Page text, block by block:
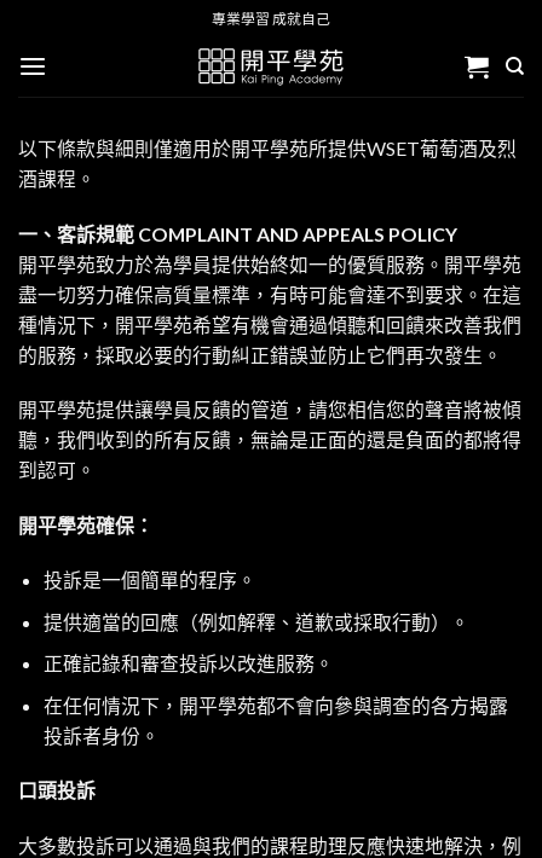
content
專業學習 成就自己
以下條款與細則僅適用於開平學苑所提供WSET葡萄酒及烈
酒課程。
一、客訴規範 COMPLAINT AND APPEALS POLICY
開平學苑致力於為學員提供始終如一的優質服務。開平學苑
盡一切努力確保高質量標準，有時可能會達不到要求。在這
種情況下，開平學苑希望有機會通過傾聽和回饋來改善我們
的服務，採取必要的行動糾正錯誤並防止它們再次發生。
開平學苑提供讓學員反饋的管道，請您相信您的聲音將被傾
聽，我們收到的所有反饋，無論是正面的還是負面的都將得
到認可。
開平學苑確保：
投訴是一個簡單的程序。
提供適當的回應（例如解釋、道歉或採取行動）。
正確記錄和審查投訴以改進服務。
在任何情況下，開平學苑都不會向參與調查的各方揭露
投訴者身份。
口頭投訴
大多數投訴可以通過與我們的課程助理反應快速地解決，例